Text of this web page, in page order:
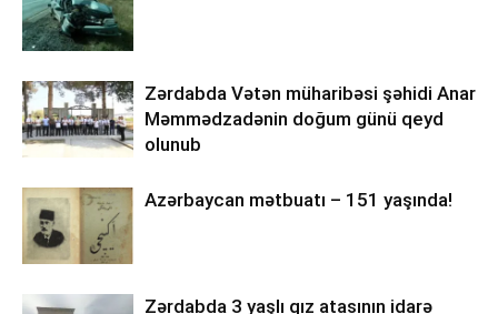
Zərdabda Vətən müharibəsi şəhidi Anar
Məmmədzadənin doğum günü qeyd
olunub
Azərbaycan mətbuatı – 151 yaşında!
Zərdabda 3 yaşlı qız atasının idarə